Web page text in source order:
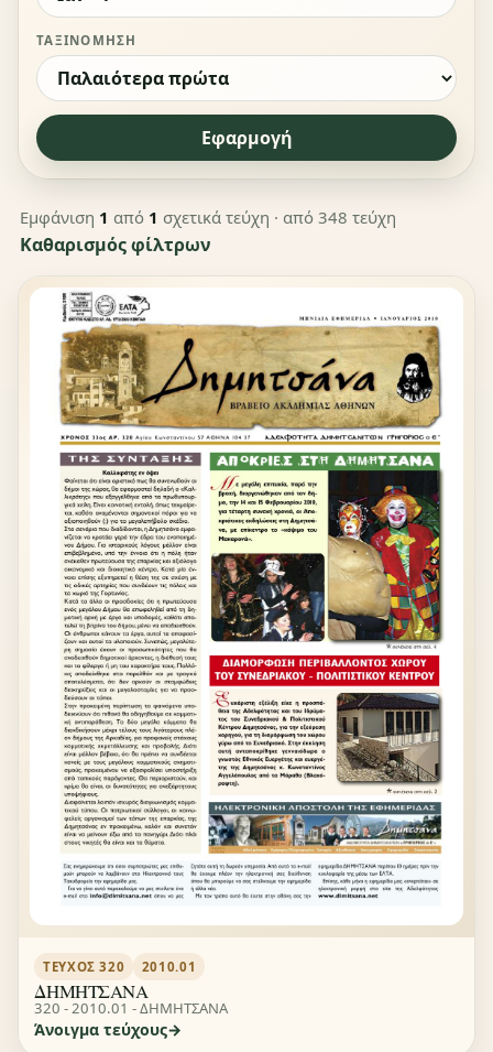
ΤΑΞΙΝΌΜΗΣΗ
Εφαρμογή
Εμφάνιση 1 από 1 σχετικά τεύχη · από 348 τεύχη
Καθαρισμός φίλτρων
ΤΕΎΧΟΣ 320 2010.01
ΔΗΜΗΤΣΑΝΑ
320 - 2010.01 - ΔΗΜΗΤΣΑΝΑ
Άνοιγμα τεύχους